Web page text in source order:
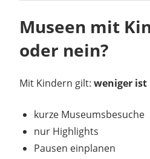
Museen mit
oder nein?
Mit Kindern gilt: weniger ist
kurze Museumsbesuche
nur Highlights
Pausen einplanen